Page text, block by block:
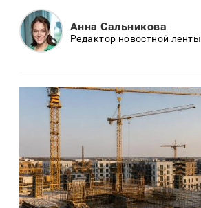
Анна Сальникова
Редактор новостной ленты